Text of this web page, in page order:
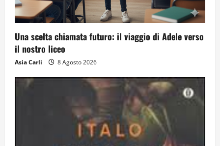
4
Solo tra la gente
16 Luglio 2026
Dal sogno al crollo: come la Juventus ha
15 Luglio 2026
Una scelta chiamata futuro: il viaggio di Adele verso
il nostro liceo
Asia Carli 8 Agosto 2026